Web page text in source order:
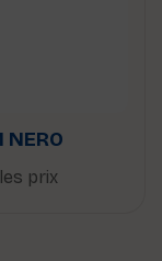
NERO
prix